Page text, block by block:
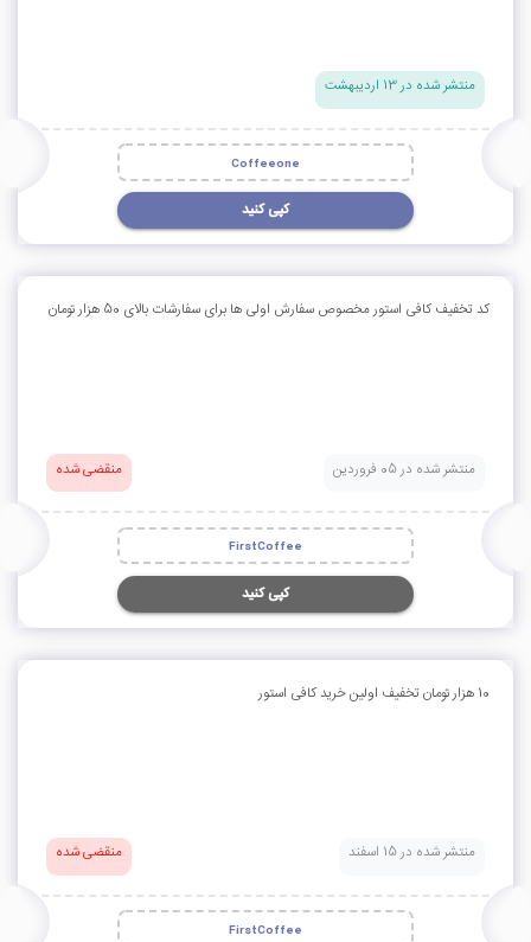
منتشر شده در 13 اردیبهشت
Coffeeone
کپی کنید
کد تخفیف کافی استور مخصوص سفارش اولی ها برای سفارشات بالای 50 هزار تومان
منتشر شده در 05 فروردین منقضی شده
FirstCoffee
کپی کنید
10 هزار تومان تخفیف اولین خرید کافی استور
منتشر شده در 15 اسفند منقضی شده
FirstCoffee